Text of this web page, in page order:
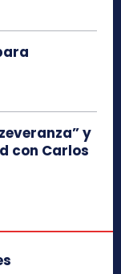
y
con Carlos